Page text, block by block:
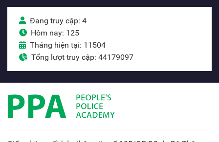
Đang truy cập: 4
Hôm nay: 125
Tháng hiện tại: 11504
Tổng lượt truy cập: 44179097